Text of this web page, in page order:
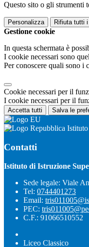
Questo sito o gli strumenti
Personalizza Rifiuta tutti i
Gestione cookie
In questa schermata è
I cookie necessari sono
Per conoscere quali sono i
Cookie necessari per il
I cookie necessari per il
Accetta tutti Salva le
Contatti
Istituto di Istruzione
Sede legale: Viale
Tel: 0744401273
Email:
PEC:
C.F.: 91066510552
Liceo Classico